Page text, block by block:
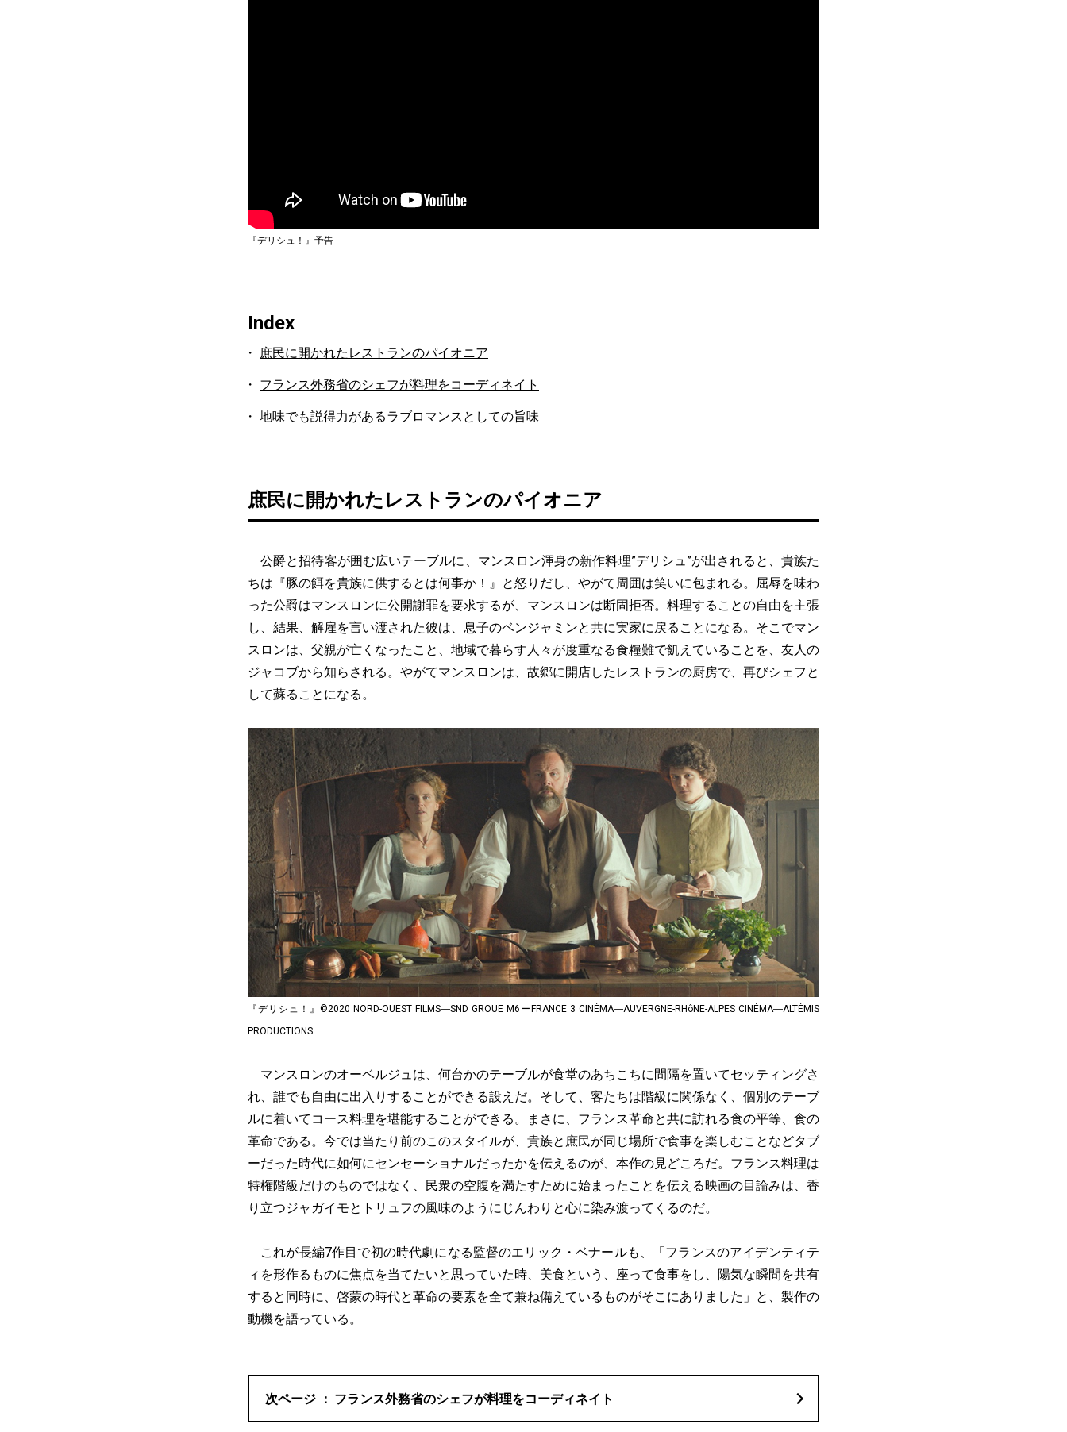
『デリシュ！』予告
Index
庶民に開かれたレストランのパイオニア
フランス外務省のシェフが料理をコーディネイト
地味でも説得力があるラブロマンスとしての旨味
庶民に開かれたレストランのパイオニア
公爵と招待客が囲む広いテーブルに、マンスロン渾身の新作料理”デリシュ”が出されると、貴族た
ちは『豚の餌を貴族に供するとは何事か！』と怒りだし、やがて周囲は笑いに包まれる。屈辱を味わ
った公爵はマンスロンに公開謝罪を要求するが、マンスロンは断固拒否。料理することの自由を主張
し、結果、解雇を言い渡された彼は、息子のベンジャミンと共に実家に戻ることになる。そこでマン
スロンは、父親が亡くなったこと、地域で暮らす人々が度重なる食糧難で飢えていることを、友人の
ジャコブから知らされる。やがてマンスロンは、故郷に開店したレストランの厨房で、再びシェフと
して蘇ることになる。
『デリシュ！』©2020 NORD-OUEST FILMS―SND GROUE M6ーFRANCE 3 CINÉMA―AUVERGNE-RHôNE-ALPES CINÉMA―ALTÉMIS
PRODUCTIONS
マンスロンのオーベルジュは、何台かのテーブルが食堂のあちこちに間隔を置いてセッティングさ
れ、誰でも自由に出入りすることができる設えだ。そして、客たちは階級に関係なく、個別のテーブ
ルに着いてコース料理を堪能することができる。まさに、フランス革命と共に訪れる食の平等、食の
革命である。今では当たり前のこのスタイルが、貴族と庶民が同じ場所で食事を楽しむことなどタブ
ーだった時代に如何にセンセーショナルだったかを伝えるのが、本作の見どころだ。フランス料理は
特権階級だけのものではなく、民衆の空腹を満たすために始まったことを伝える映画の目論みは、香
り立つジャガイモとトリュフの風味のようにじんわりと心に染み渡ってくるのだ。
これが長編7作目で初の時代劇になる監督のエリック・ベナールも、「フランスのアイデンティテ
ィを形作るものに焦点を当てたいと思っていた時、美食という、座って食事をし、陽気な瞬間を共有
すると同時に、啓蒙の時代と革命の要素を全て兼ね備えているものがそこにありました」と、製作の
動機を語っている。
フランス外務省のシェフが料理をコーディネイト